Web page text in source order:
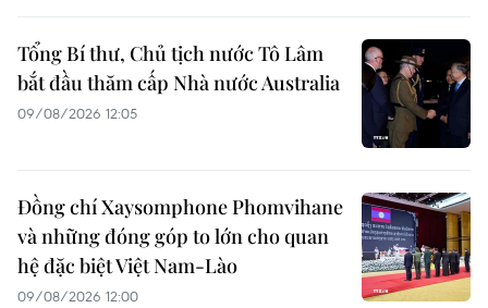
Tổng Bí thư, Chủ tịch nước Tô Lâm
bắt đầu thăm cấp Nhà nước Australia
09/08/2026 12:05
Đồng chí Xaysomphone Phomvihane
và những đóng góp to lớn cho quan
hệ đặc biệt Việt Nam-Lào
09/08/2026 12:00